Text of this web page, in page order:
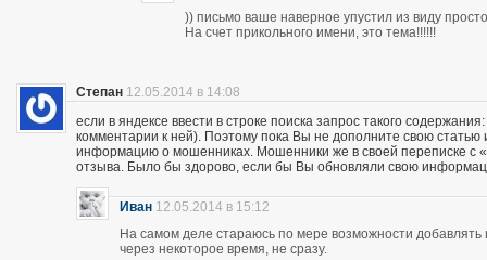
)) письмо ваше наверное упустил из виду
На счет прикольного имени, это тема!!!!!!
Степан 12.05.2014 в 14:08
если в яндексе ввести в строке поиска запрос такого
комментарии к ней). Поэтому пока Вы не дополните свою
информацию о мошенниках. Мошенники же в своей переписке с
отзыва. Было бы здорово, если бы Вы обновляли свою
Иван 12.05.2014 в 15:12
На самом деле стараюсь по мере возможности
через некоторое время, не сразу.